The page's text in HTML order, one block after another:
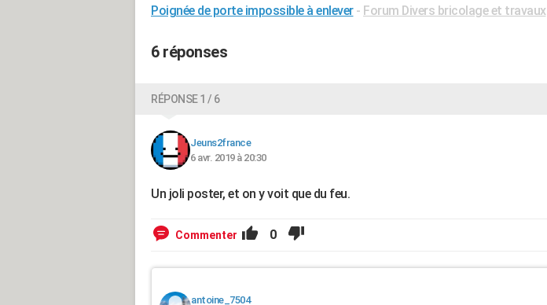
Poignée de porte impossible à enlever - Forum Divers bricolage et travaux
6 réponses
RÉPONSE 1 / 6
Jeuns2france
6 avr. 2019 à 20:30
Un joli poster, et on y voit que du feu.
Commenter 0
antoine_7504